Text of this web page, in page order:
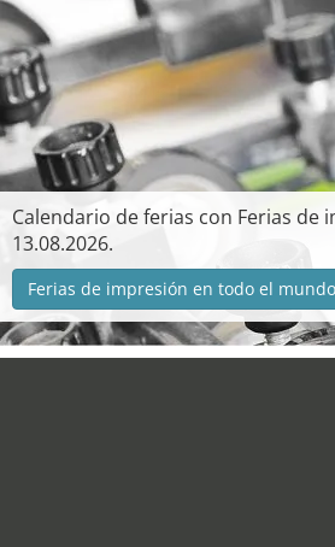
Calendario de ferias con Ferias de
13.08.2026.
Ferias de impresión en todo el